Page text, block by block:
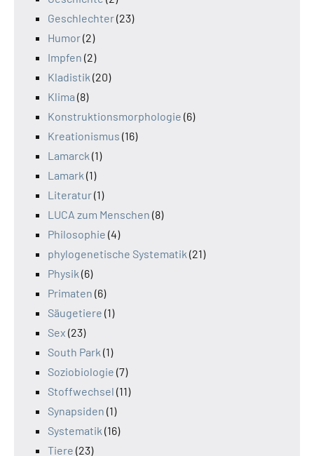
Geschlechter(23)
Humor(2)
Impfen (2)
Kladistik (20)
Klima (8)
Konstruktionsmorphologie (6)
Kreationismus (16)
Lamarck (1)
Lamark (1)
Literatur(1)
LUCA zum Menschen (8)
Philosophie (4)
phylogenetische Systematik (21)
Physik (6)
Primaten (6)
Säugetiere (1)
Sex (23)
South Park (1)
Soziobiologie (7)
Stoffwechsel (11)
Synapsiden (1)
Systematik (16)
Tiere (23)